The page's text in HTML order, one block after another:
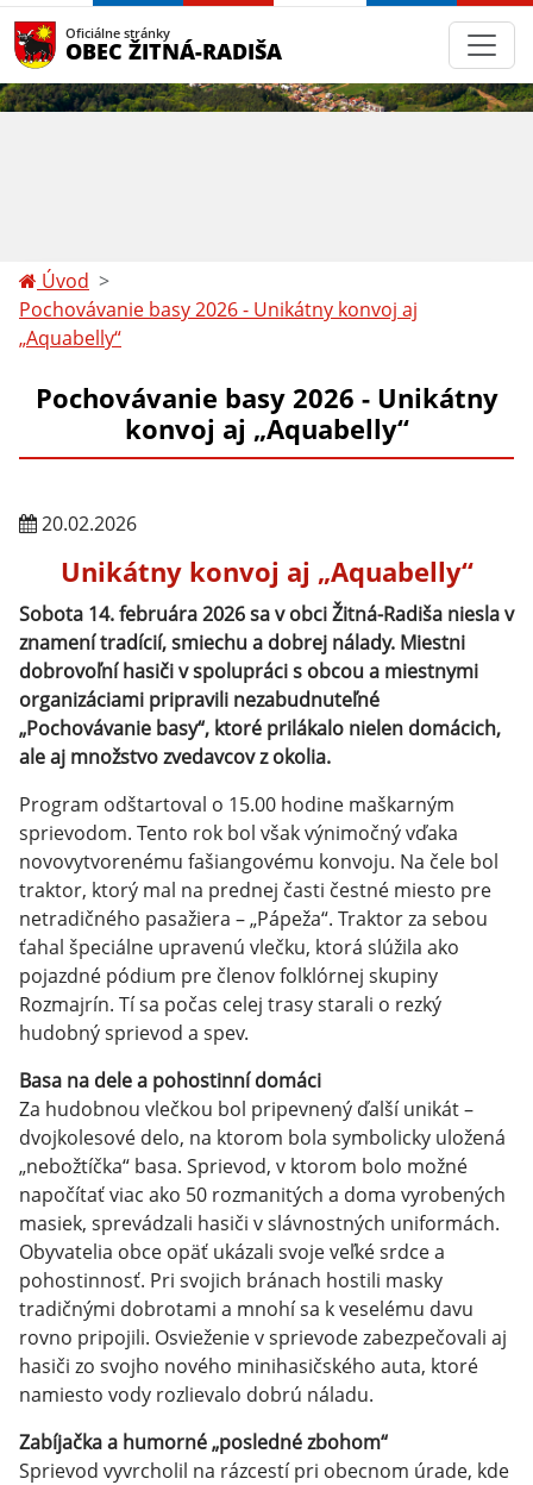
Oficiálne stránky
OBEC ŽITNÁ-RADIŠA
Úvod
Pochovávanie basy 2026 - Unikátny konvoj aj
„Aquabelly“
Pochovávanie basy 2026 - Unikátny
konvoj aj „Aquabelly“
20.02.2026
Unikátny konvoj aj „Aquabelly“
Sobota 14. februára 2026 sa v obci Žitná-Radiša niesla v
znamení tradícií, smiechu a dobrej nálady. Miestni
dobrovoľní hasiči v spolupráci s obcou a miestnymi
organizáciami pripravili nezabudnuteľné
„Pochovávanie basy“, ktoré prilákalo nielen domácich,
ale aj množstvo zvedavcov z okolia.
Program odštartoval o 15.00 hodine maškarným
sprievodom. Tento rok bol však výnimočný vďaka
novovytvorenému fašiangovému konvoju. Na čele bol
traktor, ktorý mal na prednej časti čestné miesto pre
netradičného pasažiera – „Pápeža“. Traktor za sebou
ťahal špeciálne upravenú vlečku, ktorá slúžila ako
pojazdné pódium pre členov folklórnej skupiny
Rozmajrín. Tí sa počas celej trasy starali o rezký
hudobný sprievod a spev.
Basa na dele a pohostinní domáci
Za hudobnou vlečkou bol pripevnený ďalší unikát –
dvojkolesové delo, na ktorom bola symbolicky uložená
„nebožtíčka“ basa. Sprievod, v ktorom bolo možné
napočítať viac ako 50 rozmanitých a doma vyrobených
masiek, sprevádzali hasiči v slávnostných uniformách.
Obyvatelia obce opäť ukázali svoje veľké srdce a
pohostinnosť. Pri svojich bránach hostili masky
tradičnými dobrotami a mnohí sa k veselému davu
rovno pripojili. Osvieženie v sprievode zabezpečovali aj
hasiči zo svojho nového minihasičského auta, ktoré
namiesto vody rozlievalo dobrú náladu.
Zabíjačka a humorné „posledné zbohom“
Sprievod vyvrcholil na rázcestí pri obecnom úrade, kde